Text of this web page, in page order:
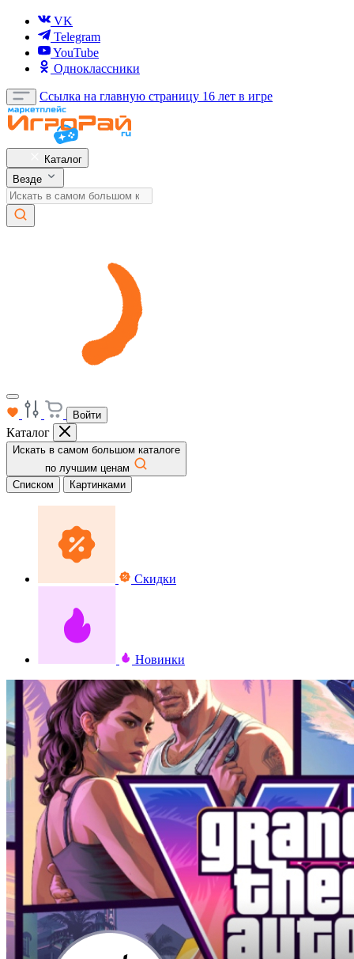
VK
Telegram
YouTube
Одноклассники
Ссылка на главную страницу 16 лет в игре
Каталог
Везде
Войти
Каталог
Искать в самом большом каталоге
по лучшим ценам
Списком
Картинками
Скидки
Новинки